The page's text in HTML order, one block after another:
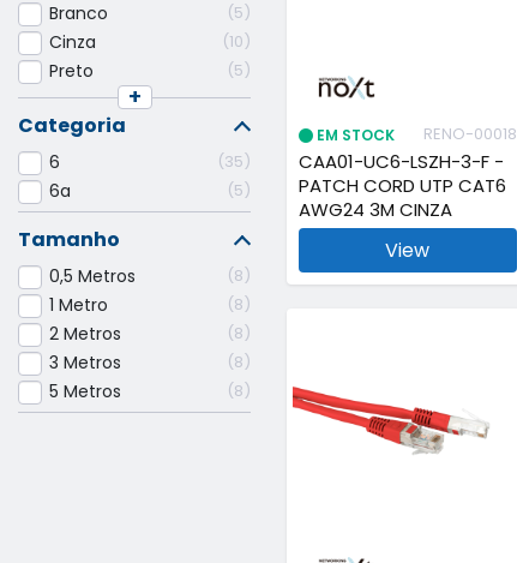
EM STOCK RENO-00018
CAA01-UC6-LSZH-3-F -
PATCH CORD UTP CAT6
AWG24 3M CINZA
View
Branco 5
Cinza 10
Preto 5
+
Categoria
6 35
6a 5
Tamanho
0,5 Metros 8
1 Metro 8
2 Metros 8
3 Metros 8
5 Metros 8